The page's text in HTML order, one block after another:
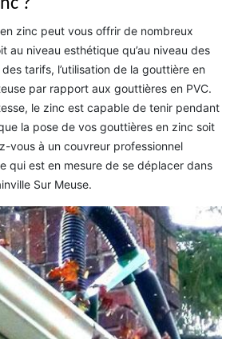
?
zinc peut vous offrir de nombreux
au niveau esthétique qu’au niveau des
tarifs, l’utilisation de la gouttière en
par rapport aux gouttières en PVC.
le zinc est capable de tenir pendant
la pose de vos gouttières en zinc soit
vous à un couvreur professionnel
qui est en mesure de se déplacer dans
Sur Meuse.